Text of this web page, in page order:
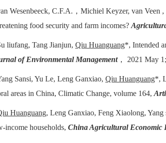
Wesenbeeck, C.F.A.，Michiel Keyzer, van Veen
food security and farm incomes?
liufang, Tang Jianjun, Qiu Huanguang*, Intended
of Environmental Management， 2021 May
Sansi, Yu Le, Leng Ganxiao, Qiu Huanguang*,
areas in China, Climatic Change, volume 164,
Huanguang, Leng Ganxiao, Feng Xiaolong,
income households, China Agricultural Economic